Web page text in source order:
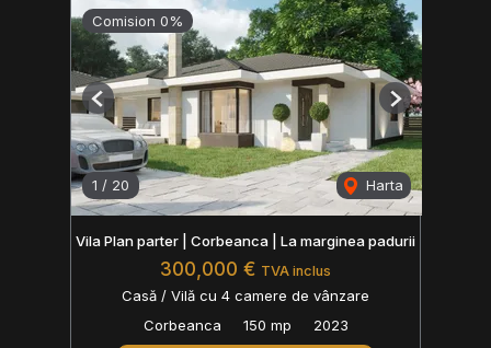
Comision 0%
1 / 20 Harta
Previous Next
Vila Plan parter | Corbeanca | La marginea padurii
300,000 € TVA inclus
Casă / Vilă cu 4 camere de vânzare
Corbeanca
150 mp 2023